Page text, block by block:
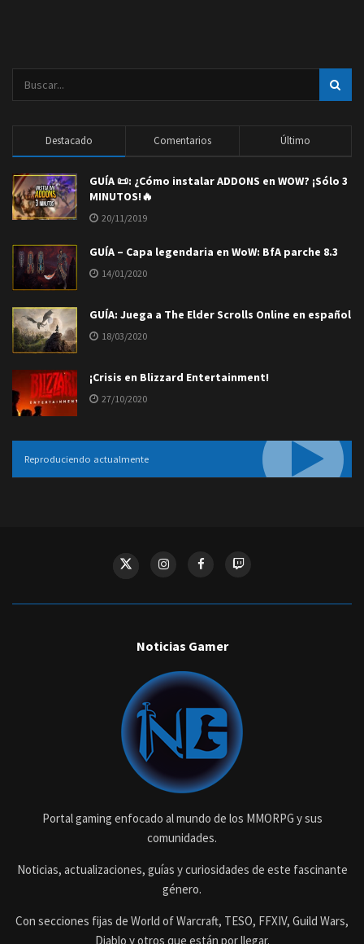
Destacado Comentarios Último
GUÍA 📜: ¿Cómo instalar ADDONS en WOW? ¡Sólo 3
MINUTOS!🔥
20/11/2019
GUÍA – Capa legendaria en WoW: BfA parche 8.3
14/01/2020
GUÍA: Juega a The Elder Scrolls Online en español
18/03/2020
¡Crisis en Blizzard Entertainment!
27/10/2020
Reproduciendo actualmente
Noticias Gamer
Portal gaming enfocado al mundo de los MMORPG y sus
comunidades.
Noticias, actualizaciones, guías y curiosidades de este fascinante
género.
Con secciones fijas de World of Warcraft, TESO, FFXIV, Guild Wars,
Diablo y otros que están por llegar.